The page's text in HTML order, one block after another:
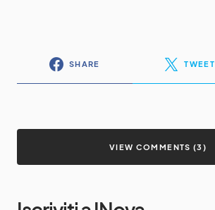
SHARE TWEET
VIEW COMMENTS (3)